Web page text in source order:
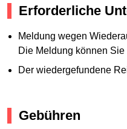
Erforderliche
Meldung wegen
Die Meldung können
Der wiedergefundene
Gebühren